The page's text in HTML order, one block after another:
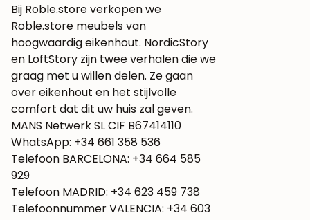
Bij Roble.store verkopen we
Roble.store meubels van
hoogwaardig eikenhout. NordicStory
en LoftStory zijn twee verhalen die we
graag met u willen delen. Ze gaan
over eikenhout en het stijlvolle
comfort dat dit uw huis zal geven.
MANS Netwerk SL CIF B67414110
WhatsApp: +34 661 358 536
Telefoon BARCELONA: +34 664 585
929
Telefoon MADRID: +34 623 459 738
Telefoonnummer VALENCIA: +34 603